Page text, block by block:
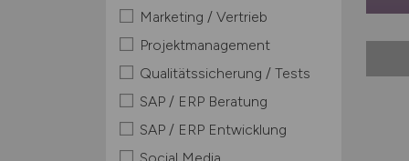
Marketing / Vertrieb
Projektmanagement
Qualitätssicherung / Tests
SAP / ERP Beratung
SAP / ERP Entwicklung